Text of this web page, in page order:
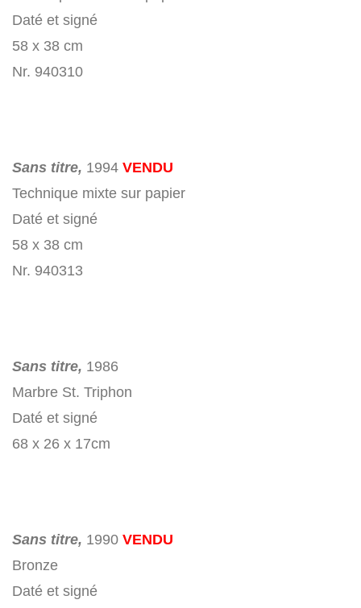
Daté et signé
58 x 38 cm
Nr. 940310
Sans titre, 1994 VENDU
Technique mixte sur papier
Daté et signé
58 x 38 cm
Nr. 940313
Sans titre, 1986
Marbre St. Triphon
Daté et signé
68 x 26 x 17cm
Sans titre, 1990 VENDU
Bronze
Daté et signé